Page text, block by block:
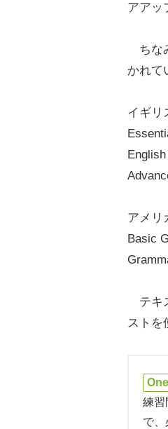
アアッ
ちな
かれて
イギリ
アメリ
Basic
テキ
ストを
練習
で